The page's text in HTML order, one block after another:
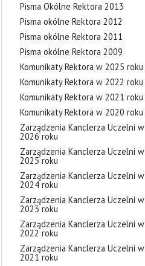
Pisma Okólne Rektora 2013
Pisma okólne Rektora 2012
Pisma okólne Rektora 2011
Pisma okólne Rektora 2009
Komunikaty Rektora w 2025 roku
Komunikaty Rektora w 2022 roku
Komunikaty Rektora w 2021 roku
Komunikaty Rektora w 2020 roku
Zarządzenia Kanclerza Uczelni w
2026 roku
Zarządzenia Kanclerza Uczelni w
2025 roku
Zarządzenia Kanclerza Uczelni w
2024 roku
Zarządzenia Kanclerza Uczelni w
2023 roku
Zarządzenia Kanclerza Uczelni w
2022 roku
Zarządzenia Kanclerza Uczelni w
2021 roku